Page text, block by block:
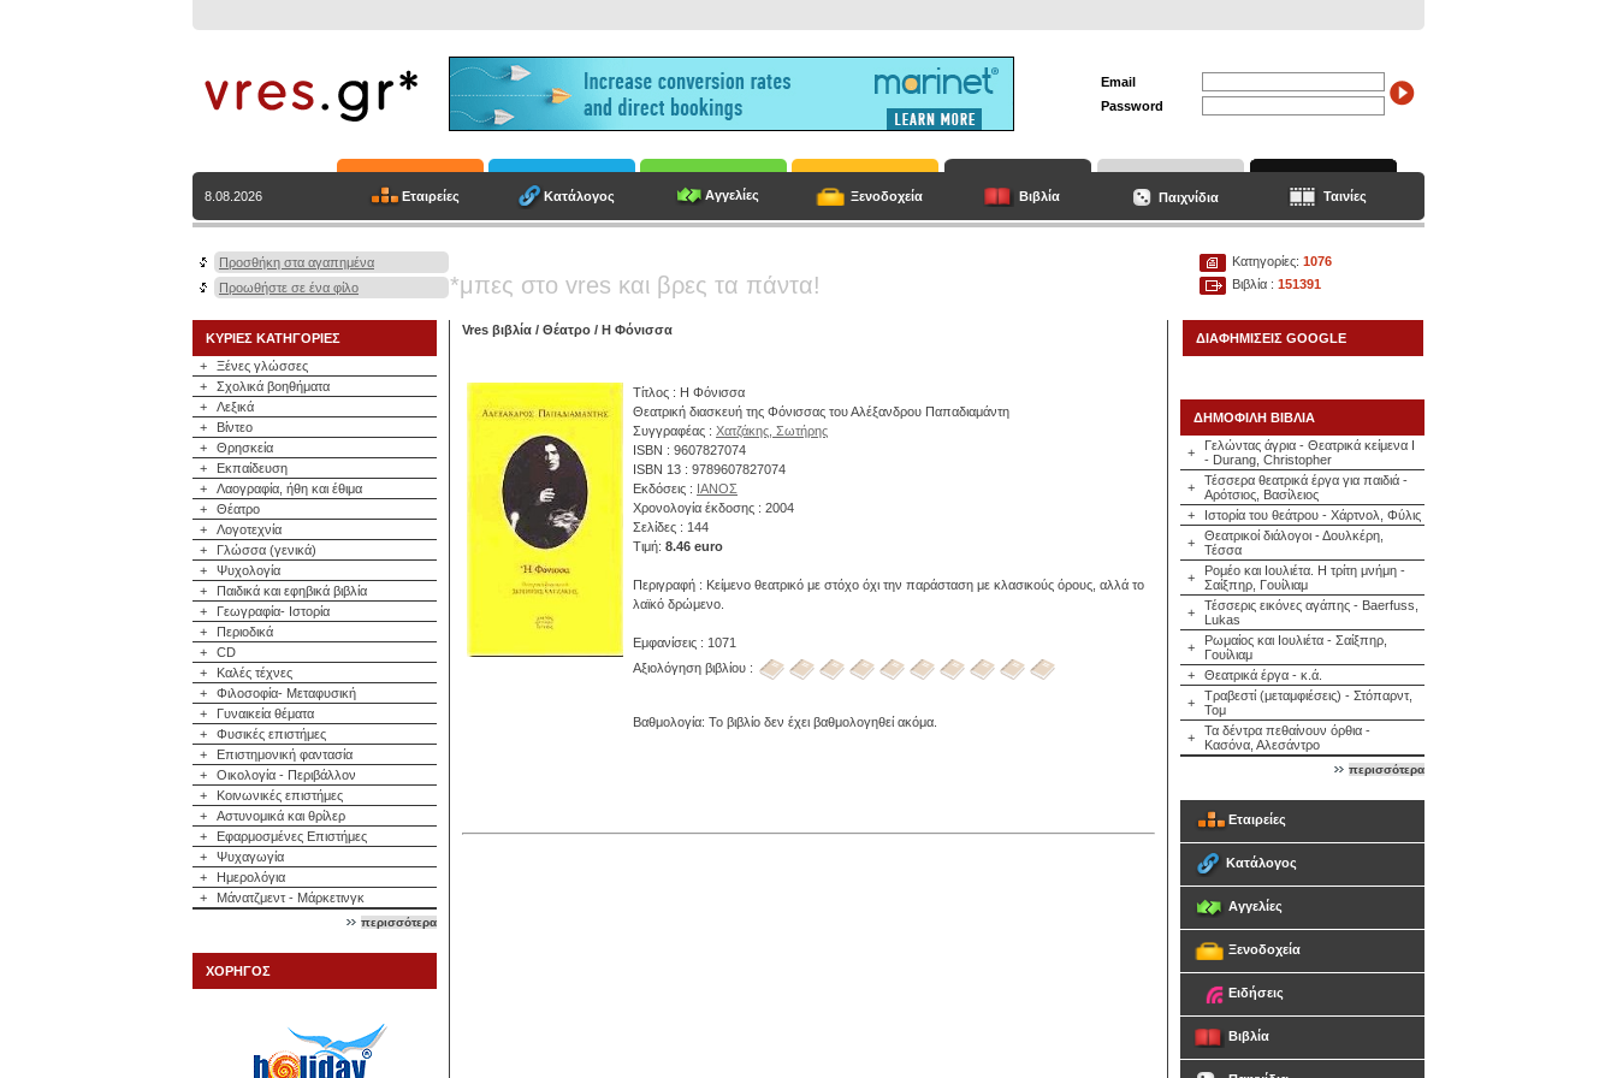
Email
Password
8.08.2026 Εταιρείες Κατάλογος Αγγελίες Ξενοδοχεία Βιβλία Παιχνίδια Ταινίες
Προσθήκη στα αγαπημένα
Προωθήστε σε ένα φίλο
*μπες στο vres και βρες τα πάντα!
Κατηγορίες: 1076
Βιβλία : 151391
ΚΥΡΙΕΣ ΚΑΤΗΓΟΡΙΕΣ
+
Ξένες γλώσσες
+
Σχολικά βοηθήματα
+
Λεξικά
+
Βίντεο
+
Θρησκεία
+
Εκπαίδευση
+
Λαογραφία, ήθη και έθιμα
+
Θέατρο
+
Λογοτεχνία
+
Γλώσσα (γενικά)
+
Ψυχολογία
+
Παιδικά και εφηβικά βιβλία
+
Γεωγραφία- Ιστορία
+
Περιοδικά
+
CD
+
Καλές τέχνες
+
Φιλοσοφία- Μεταφυσική
+
Γυναικεία θέματα
+
Φυσικές επιστήμες
+
Επιστημονική φαντασία
+
Οικολογία - Περιβάλλον
+
Κοινωνικές επιστήμες
+
Αστυνομικά και θρίλερ
+
Εφαρμοσμένες Επιστήμες
+
Ψυχαγωγία
+
Ημερολόγια
+
Μάνατζμεντ - Μάρκετινγκ
περισσότερα
ΧΟΡΗΓΟΣ
Vres βιβλία / Θέατρο / Η Φόνισσα
Τίτλος : Η Φόνισσα
Θεατρική διασκευή της Φόνισσας του Αλέξανδρου Παπαδιαμάντη
Συγγραφέας : Χατζάκης, Σωτήρης
ISBN : 9607827074
ISBN 13 : 9789607827074
Εκδόσεις : ΙΑΝΟΣ
Χρονολογία έκδοσης : 2004
Σελίδες : 144
Τιμή: 8.46 euro
Περιγραφή : Κείμενο θεατρικό με στόχο όχι την παράσταση με κλασικούς όρους, αλλά το
λαϊκό δρώμενο.
Εμφανίσεις : 1071
Αξιολόγηση βιβλίου :
Βαθμολογία: Το βιβλίο δεν έχει βαθμολογηθεί ακόμα.
ΔΙΑΦΗΜΙΣΕΙΣ GOOGLE
ΔΗΜΟΦΙΛΗ ΒΙΒΛΙΑ
+
Γελώντας άγρια - Θεατρικά κείμενα Ι
- Durang, Christopher
+
Τέσσερα θεατρικά έργα για παιδιά -
Αρότσιος, Βασίλειος
+
Ιστορία του θεάτρου - Χάρτνολ, Φύλις
+
Θεατρικοί διάλογοι - Δουλκέρη,
Τέσσα
+
Ρομέο και Ιουλιέτα. Η τρίτη μνήμη -
Σαίξπηρ, Γουίλιαμ
+
Τέσσερις εικόνες αγάπης - Baerfuss,
Lukas
+
Ρωμαίος και Ιουλιέτα - Σαίξπηρ,
Γουίλιαμ
+
Θεατρικά έργα - κ.ά.
+
Τραβεστί (μεταμφιέσεις) - Στόπαρντ,
Τομ
+
Τα δέντρα πεθαίνουν όρθια -
Κασόνα, Αλεσάντρο
περισσότερα
Εταιρείες
Κατάλογος
Αγγελίες
Ξενοδοχεία
Ειδήσεις
Βιβλία